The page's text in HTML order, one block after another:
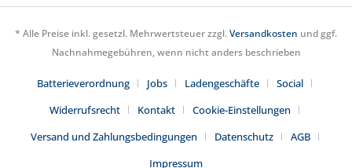
* Alle Preise inkl. gesetzl. Mehrwertsteuer zzgl.Versandkosten und ggf.
Nachnahmegebühren, wenn nicht anders beschrieben
Batterieverordnung Jobs Ladengeschäfte
Social
Widerrufsrecht
Kontakt
Cookie-Einstellungen
Versand und Zahlungsbedingungen
Datenschutz
AGB
Impressum